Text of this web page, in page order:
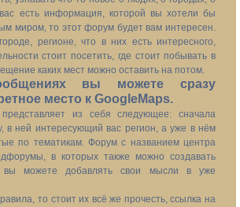
есть информация, которой вы хотели бы
миром, то этот форум будет вам интересен.
регионе, что в них есть интересного,
стоит посетить, где стоит побывать в
каких мест можно оставить на потом.
вы можете сразу
место к GoogleMaps.
из себя следующее: сначала
в ней интересующий вас регион, а уже в нём
по тематикам. Форум с названием центра
в которых также можно создавать
можете добавлять свои мысли в уже
то стоит их всё же прочесть, ссылка на